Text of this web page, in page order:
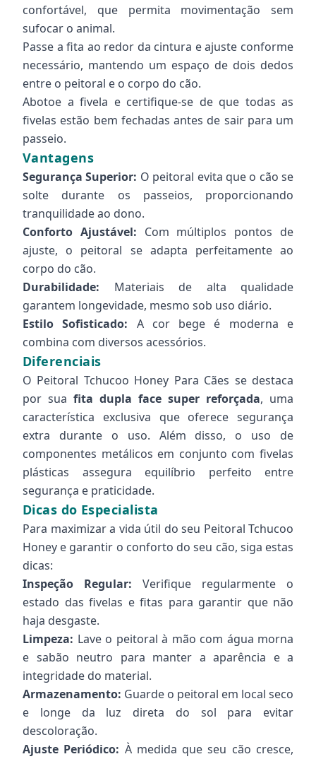
confortável, que permita movimentação sem
sufocar o animal.
Passe a fita ao redor da cintura e ajuste conforme
necessário, mantendo um espaço de dois dedos
entre o peitoral e o corpo do cão.
Abotoe a fivela e certifique-se de que todas as
fivelas estão bem fechadas antes de sair para um
passeio.
Vantagens
Segurança Superior: O peitoral evita que o cão se
solte durante os passeios, proporcionando
tranquilidade ao dono.
Conforto Ajustável: Com múltiplos pontos de
ajuste, o peitoral se adapta perfeitamente ao
corpo do cão.
Durabilidade: Materiais de alta qualidade
garantem longevidade, mesmo sob uso diário.
Estilo Sofisticado: A cor bege é moderna e
combina com diversos acessórios.
Diferenciais
O Peitoral Tchucoo Honey Para Cães se destaca
por sua fita dupla face super reforçada, uma
característica exclusiva que oferece segurança
extra durante o uso. Além disso, o uso de
componentes metálicos em conjunto com fivelas
plásticas assegura equilíbrio perfeito entre
segurança e praticidade.
Dicas do Especialista
Para maximizar a vida útil do seu Peitoral Tchucoo
Honey e garantir o conforto do seu cão, siga estas
dicas:
Inspeção Regular: Verifique regularmente o
estado das fivelas e fitas para garantir que não
haja desgaste.
Limpeza: Lave o peitoral à mão com água morna
e sabão neutro para manter a aparência e a
integridade do material.
Armazenamento: Guarde o peitoral em local seco
e longe da luz direta do sol para evitar
descoloração.
Ajuste Periódico: À medida que seu cão cresce,